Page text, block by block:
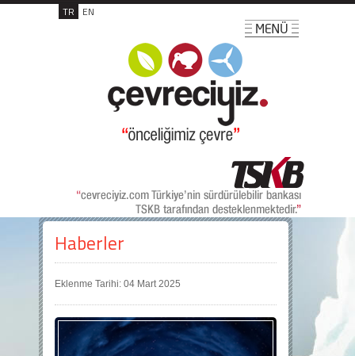
TR EN
Haberler
Eklenme Tarihi: 04 Mart 2025